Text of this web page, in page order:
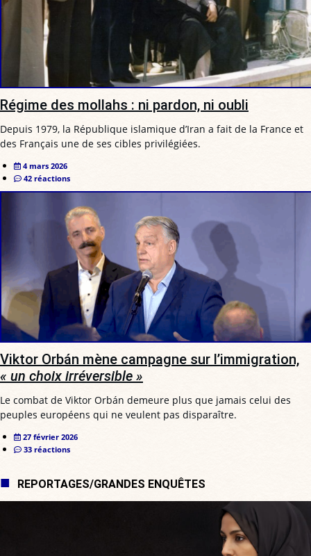
Régime des mollahs : ni pardon, ni oubli
Depuis 1979, la République islamique d’Iran a fait de la France et
des Français une de ses cibles privilégiées.
4 mars 2026
42 réactions
Viktor Orbán mène campagne sur l’immigration,
« un choix irréversible »
Le combat de Viktor Orbán demeure plus que jamais celui des
peuples européens qui ne veulent pas disparaître.
27 février 2026
33 réactions
REPORTAGES/GRANDES ENQUÊTES